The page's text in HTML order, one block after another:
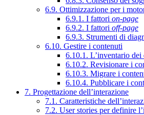
6.9. Ottimizzazione per i
6.9.1. I fattori on-page
6.9.2. I fattori off-page
6.9.3. Strumenti di
6.10. Gestire i contenuti
6.10.1. L’inventario dei
6.10.2. Revisionare i
6.10.3. Migrare i
6.10.4. Pubblicare i
7. Progettazione dell’interazione
7.1. Caratteristiche
7.2. User stories per definire